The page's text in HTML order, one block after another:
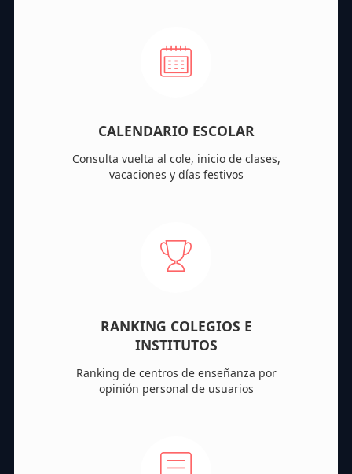
CALENDARIO ESCOLAR
Consulta vuelta al cole, inicio de clases,
vacaciones y días festivos
RANKING COLEGIOS E
INSTITUTOS
Ranking de centros de enseñanza por
opinión personal de usuarios